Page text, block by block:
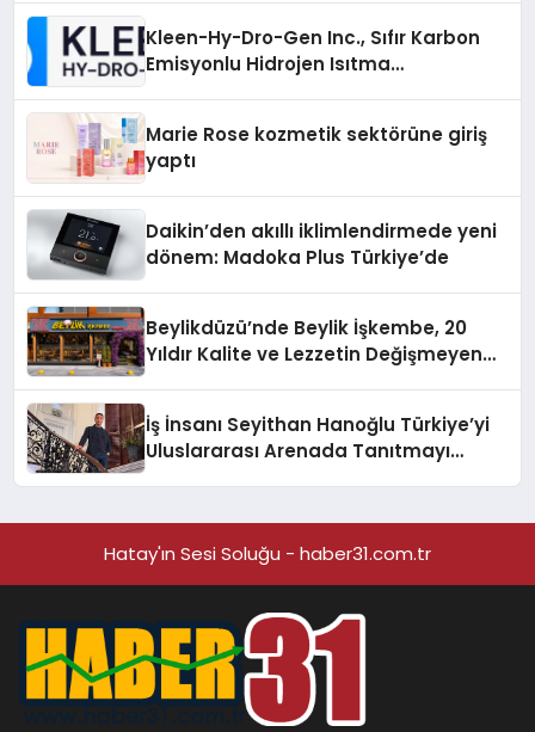
Kleen-Hy-Dro-Gen Inc., Sıfır Karbon
Emisyonlu Hidrojen Isıtma
Marie Rose kozmetik sektörüne giriş
yaptı
Daikin’den akıllı iklimlendirmede yeni
dönem: Madoka Plus Türkiye’de
Beylikdüzü’nde Beylik İşkembe, 20
Yıldır Kalite ve Lezzetin Değişmeyen
İş İnsanı Seyithan Hanoğlu Türkiye’yi
Uluslararası Arenada Tanıtmayı
Hatay'ın Sesi Soluğu - haber31.com.tr